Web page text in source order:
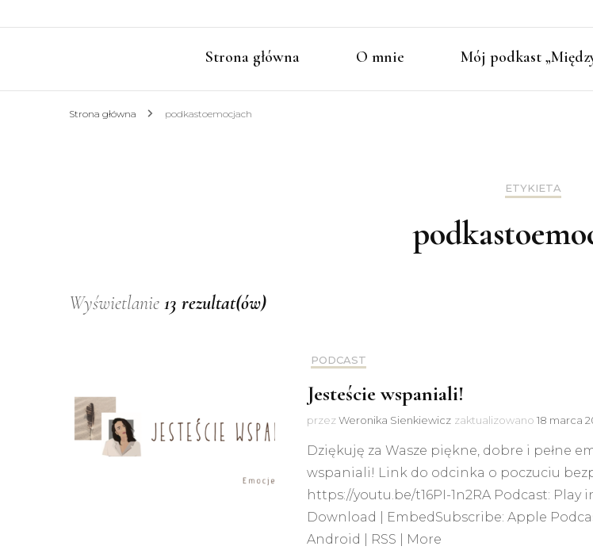
Strona główna O mnie Mój podkast
Strona główna podkastoemocjach
ETYKIETA
Wyświetlanie 13 rezultat(ów)
PODCAST
Jesteście wspaniali!
przezWeronika Sienkiewicz zaktualizowano 18 marca
Dziękuję za Wasze piękne, dobre i pełne
wspaniali! Link do odcinka o poczuciu
https://youtu.be/t16PI-1n2RA Podcast: Play
Download | EmbedSubscribe: Apple
Android | RSS | More